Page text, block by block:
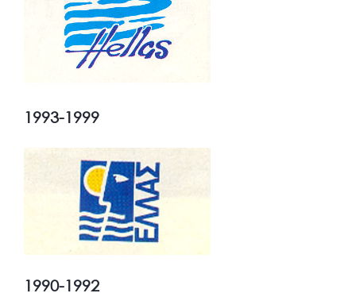
1993-1999
1990-1992